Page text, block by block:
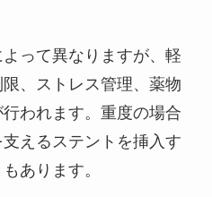
って異なりますが、軽
、ストレス管理、薬物
われます。重度の場合
えるステントを挿入す
あります。